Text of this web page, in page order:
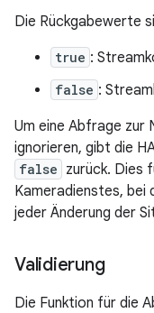
Die Rückgabewerte
true :
false :
Um eine Abfrage zur
ignorieren, gibt die
false zurück. Dies
Kameradienstes, bei
jeder Änderung der
Validierung
Die Funktion für die